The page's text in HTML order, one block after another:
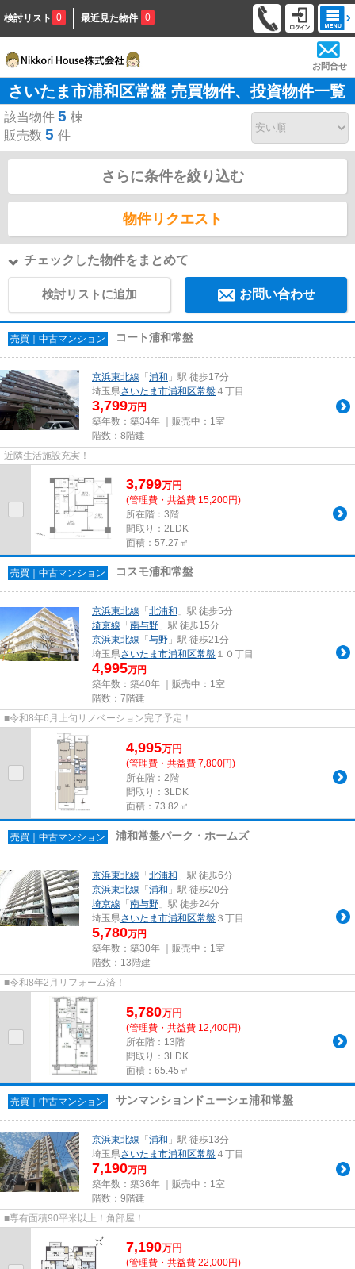
検討リスト 0 最近見た物件 0
お問合せ
さいたま市浦和区常盤 売買物件、投資物件一覧
該当物件 5 棟
販売数 5 件
さらに条件を絞り込む
物件リクエスト
チェックした物件をまとめて
検討リストに追加 お問い合わせ
売買｜中古マンション コート浦和常盤
京浜東北線 「 浦和 」駅 徒歩17分
埼玉県さいたま市浦和区常盤 ４丁目
3,799万円
築年数：築34年 ｜販売中： 1室
階数：8階建
近隣生活施設充実！
3,799万円
(管理費・共益費 15,200円)
所在階：3階
間取り：2LDK
面積：57.27㎡
売買｜中古マンション コスモ浦和常盤
京浜東北線 「 北浦和 」駅 徒歩5分
埼京線 「 南与野 」駅 徒歩15分
京浜東北線 「 与野 」駅 徒歩21分
埼玉県さいたま市浦和区常盤 １０丁目
4,995万円
築年数：築40年 ｜販売中： 1室
階数：7階建
■令和8年6月上旬リノベーション完了予定！
4,995万円
(管理費・共益費 7,800円)
所在階：2階
間取り：3LDK
面積：73.82㎡
売買｜中古マンション 浦和常盤パーク・ホームズ
京浜東北線 「 北浦和 」駅 徒歩6分
京浜東北線 「 浦和 」駅 徒歩20分
埼京線 「 南与野 」駅 徒歩24分
埼玉県さいたま市浦和区常盤 ３丁目
5,780万円
築年数：築30年 ｜販売中： 1室
階数：13階建
■令和8年2月リフォーム済！
5,780万円
(管理費・共益費 12,400円)
所在階：13階
間取り：3LDK
面積：65.45㎡
売買｜中古マンション サンマンションドューシェ浦和常盤
京浜東北線 「 浦和 」駅 徒歩13分
埼玉県さいたま市浦和区常盤 ４丁目
7,190万円
築年数：築36年 ｜販売中： 1室
階数：9階建
■専有面積90平米以上！角部屋！
7,190万円
(管理費・共益費 22,000円)